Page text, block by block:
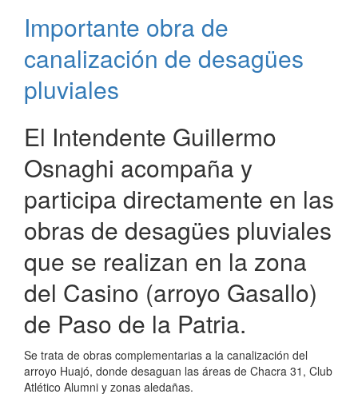
y
de
Newcom
Importante obra de
canalización de desagües
pluviales
El Intendente Guillermo
Osnaghi acompaña y
participa directamente en las
obras de desagües pluviales
que se realizan en la zona
del Casino (arroyo Gasallo)
de Paso de la Patria.
Se trata de obras complementarias a la canalización del
arroyo Huajó, donde desaguan las áreas de Chacra 31, Club
Atlético Alumni y zonas aledañas.